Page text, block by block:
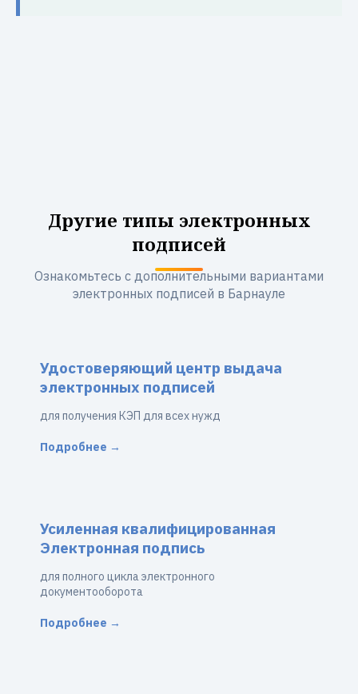
Другие типы электронных
подписей
Ознакомьтесь с дополнительными вариантами
электронных подписей в Барнауле
Удостоверяющий центр выдача
электронных подписей
для получения КЭП для всех нужд
Подробнее →
Усиленная квалифицированная
Электронная подпись
для полного цикла электронного
документооборота
Подробнее →